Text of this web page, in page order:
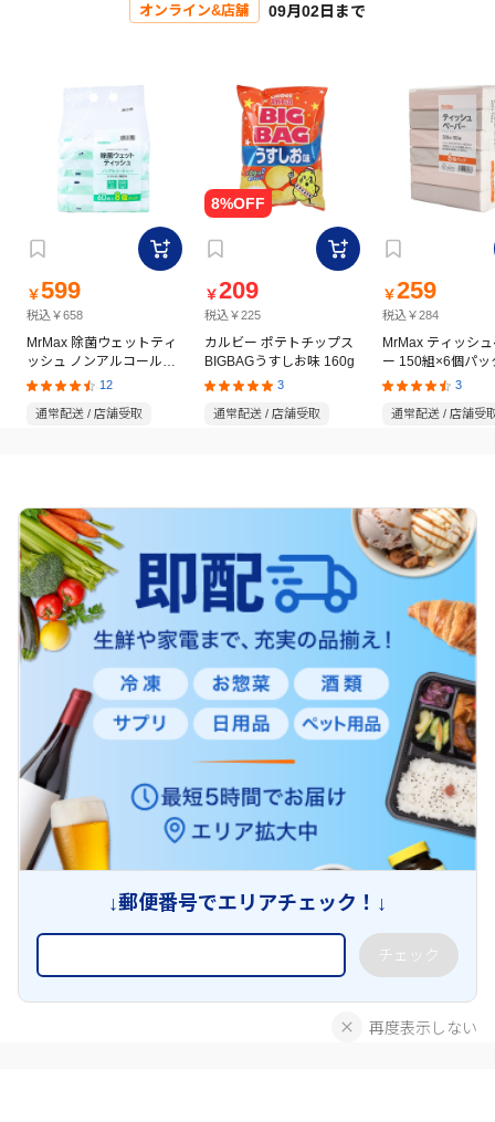
オンライン&店舗 09月02日まで
￥599
税込￥658
MrMax 除菌ウェットティ
ッシュ ノンアルコールタ
イプ 60枚×8個パック
12
通常配送 / 店舗受取
￥209
税込￥225
カルビー ポテトチップス
BIGBAGうすしお味 160g
3
通常配送 / 店舗受取
￥259
税込￥284
MrMax ティッシ
ー 150組×6個パッ
3
通常配送 / 店舗受
↓郵便番号でエリアチェック！↓
チェック
再度表示しない